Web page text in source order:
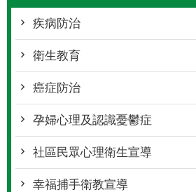
疾病防治
衛生教育
癌症防治
孕婦心理及認識憂鬱症
社區民眾心理衛生宣導
幸福捕手衛教宣導